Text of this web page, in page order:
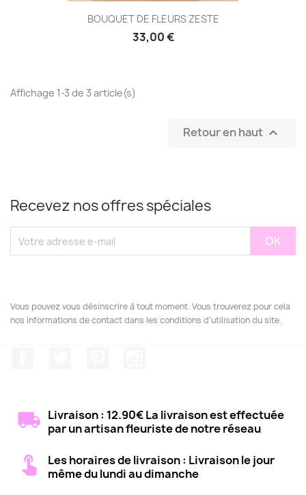
BOUQUET DE FLEURS ZESTE
33,00 €
Affichage 1-3 de 3 article(s)
Retour en haut 
Recevez nos offres spéciales
Vous pouvez vous désinscrire à tout moment. Vous trouverez pour cela
nos informations de contact dans les conditions d'utilisation du site.
Livraison : 12.90€ La livraison est effectuée
par un artisan fleuriste de notre réseau
Les horaires de livraison : Livraison le jour
même du lundi au dimanche